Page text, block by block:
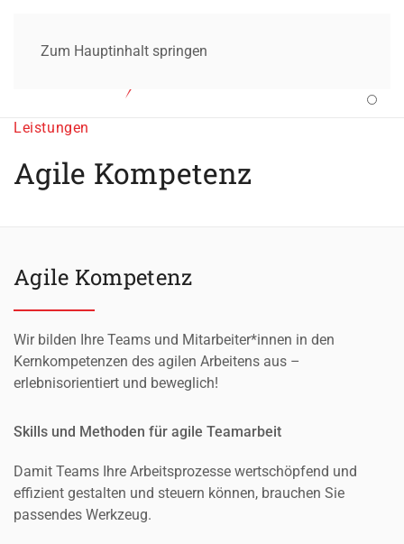
Zum Hauptinhalt springen
Leistungen
Agile Kompetenz
Agile Kompetenz
Wir bilden Ihre Teams und Mitarbeiter*innen in den
Kernkompetenzen des agilen Arbeitens aus –
erlebnisorientiert und beweglich!
Skills und Methoden für agile Teamarbeit
Damit Teams Ihre Arbeitsprozesse wertschöpfend und
effizient gestalten und steuern können, brauchen Sie
passendes Werkzeug.